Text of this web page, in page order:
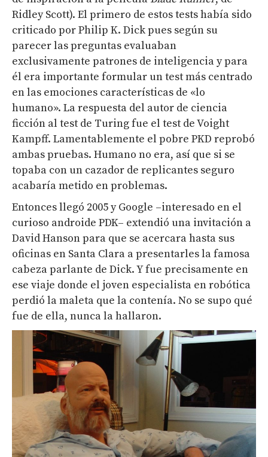
Ridley Scott). El primero de estos tests había sido
criticado por Philip K. Dick pues según su
parecer las preguntas evaluaban
exclusivamente patrones de inteligencia y para
él era importante formular un test más centrado
en las emociones características de «lo
humano». La respuesta del autor de ciencia
ficción al test de Turing fue el test de Voight
Kampff. Lamentablemente el pobre PKD reprobó
ambas pruebas. Humano no era, así que si se
topaba con un cazador de replicantes seguro
acabaría metido en problemas.
Entonces llegó 2005 y Google –interesado en el
curioso androide PDK– extendió una invitación a
David Hanson para que se acercara hasta sus
oficinas en Santa Clara a presentarles la famosa
cabeza parlante de Dick. Y fue precisamente en
ese viaje donde el joven especialista en robótica
perdió la maleta que la contenía. No se supo qué
fue de ella, nunca la hallaron.